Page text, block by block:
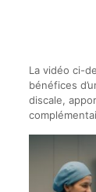
La vidéo ci-
bénéfices
discale,